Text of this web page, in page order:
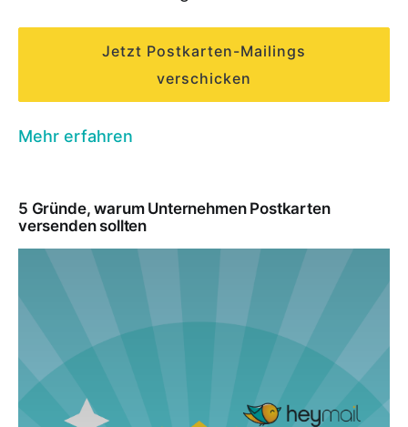
Jetzt Postkarten-Mailings
verschicken
Mehr erfahren
5 Gründe, warum Unternehmen Postkarten
versenden sollten